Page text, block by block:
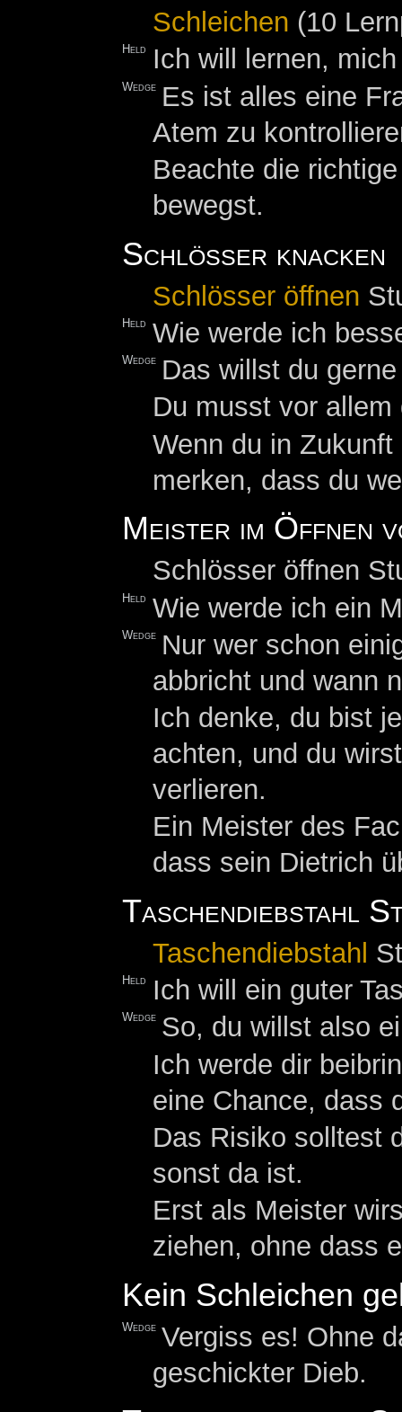
Schleichen (10
Held Ich will lernen,
Wedge Es ist alles eine
Atem zu
Beachte die
bewegst.
Schlösser knacken
Schlösser öffnen
Held Wie werde ich
Wedge Das willst du
Du musst vor
Wenn du in
merken, dass du
Meister im Öffnen
Schlösser öffnen
Held Wie werde ich ein
Wedge Nur wer schon
abbricht und wann
Ich denke, du bist
achten, und du
verlieren.
Ein Meister des
dass sein Dietrich
Taschendiebstahl
Taschendiebstahl
Held Ich will ein guter
Wedge So, du willst also
Ich werde dir
eine Chance, dass
Das Risiko solltest
sonst da ist.
Erst als Meister
ziehen, ohne dass
Kein Schleichen
Wedge Vergiss es! Ohne
geschickter Dieb.